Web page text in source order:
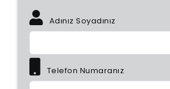
Adınız Soyadınız
Telefon Numaranız